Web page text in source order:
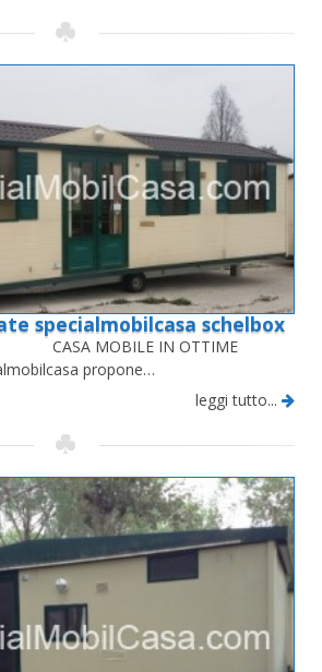
specialmobilcasa schelbox
IN OTTIME
propone…
leggi tutto...